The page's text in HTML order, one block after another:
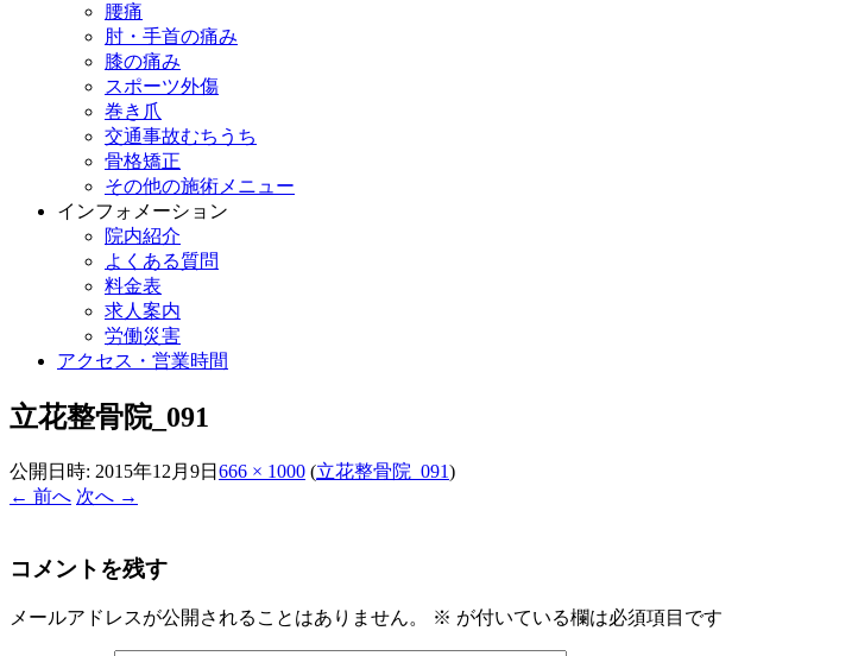
腰痛
肘・手首の痛み
膝の痛み
スポーツ外傷
巻き爪
交通事故むちうち
骨格矯正
その他の施術メニュー
インフォメーション
院内紹介
よくある質問
料金表
求人案内
労働災害
アクセス・営業時間
立花整骨院_091
公開日時: 2015年12月9日 666 × 1000 (立花整骨院_091)
← 前へ 次へ →
コメントを残す
メールアドレスが公開されることはありません。 ※ が付いている欄は必須項目です